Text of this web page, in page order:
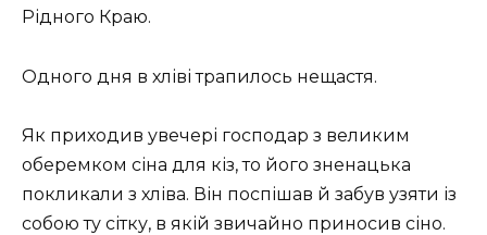
Рідного Краю.
Одного дня в хліві трапилось нещастя.
Як приходив увечері господар з великим
оберемком сіна для кіз, то його зненацька
покликали з хліва. Він поспішав й забув узяти із
собою ту сітку, в якій звичайно приносив сіно.